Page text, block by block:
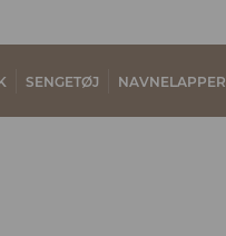
SENGETØJ NAVNELAPPER